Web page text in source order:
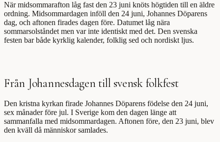
När midsommarafton låg fast den 23 juni knöts högtiden till en äldre
ordning. Midsommardagen inföll den 24 juni, Johannes Döparens
dag, och aftonen firades dagen före. Datumet låg nära
sommarsolståndet men var inte identiskt med det. Den svenska
festen bar både kyrklig kalender, folklig sed och nordiskt ljus.
Från Johannesdagen till svensk folkfest
Den kristna kyrkan firade Johannes Döparens födelse den 24 juni,
sex månader före jul. I Sverige kom den dagen länge att
sammanfalla med midsommardagen. Aftonen före, den 23 juni, blev
den kväll då människor samlades.